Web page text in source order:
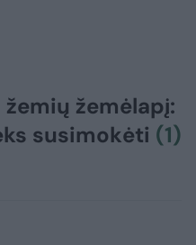
žemėlapį:
susimokėti (1)